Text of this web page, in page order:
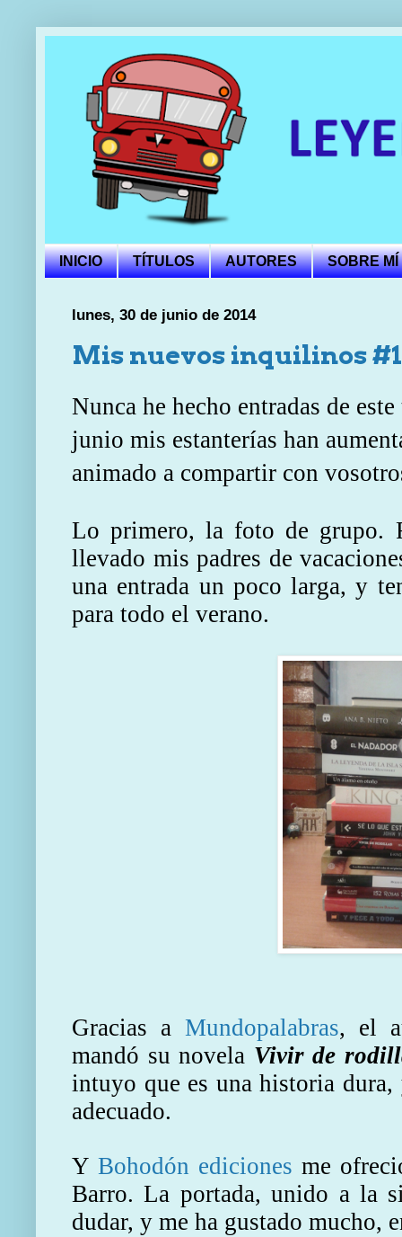
INICIO TÍTULOS AUTORES SOBRE MÍ
lunes, 30 de junio de 2014
Mis nuevos inquilinos #1
Nunca he hecho entradas de
junio mis estanterías han
animado a compartir con
Lo primero, la foto de grupo.
llevado mis padres de
una entrada un poco larga,y
para todo el verano.
Gracias a Mundopalabras, el
mandó su novela Vivir de
intuyo que es una historia
adecuado.
Y Bohodón ediciones me
Barro. La portada, unido a la
dudar, y me ha gustado mucho,